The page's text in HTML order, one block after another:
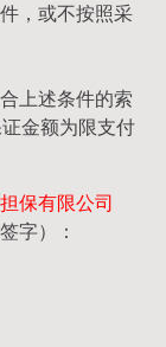
，或不按照采
上述条件的索
金额为限支付
保有限公司
字）：